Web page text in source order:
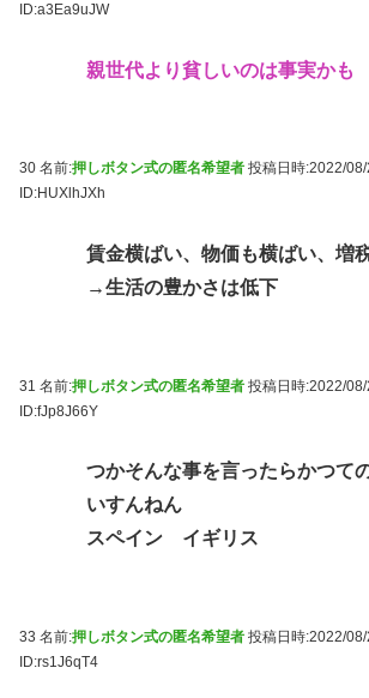
ID:a3Ea9uJW
親世代より貧しいのは事実かも
30 名前:押しボタン式の匿名希望者 投稿日時:2022/
ID:HUXlhJXh
賃金横ばい、物価も横ばい、増
→生活の豊かさは低下
31 名前:押しボタン式の匿名希望者 投稿日時:2022/
ID:fJp8J66Y
つかそんな事を言ったらかつて
いすんねん
スペイン イギリス
33 名前:押しボタン式の匿名希望者 投稿日時:2022/
ID:rs1J6qT4